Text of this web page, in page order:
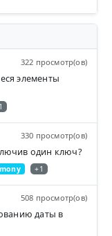
322 просмотр(ов)
элементы
330 просмотр(ов)
один ключ?
+1
508 просмотр(ов)
даты в